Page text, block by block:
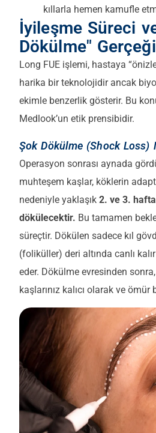
kıllarla hemen kamufle
İyileşme Süreci
Dökülme" Gerçeği
Long FUE işlemi, hastaya
harika bir teknolojidir ancak
ekimle benzerlik gösterir. Bu
Medlook’un etik prensibidir.
Şok Dökülme (Shock Loss)
Operasyon sonrası aynada
muhteşem kaşlar, köklerin
nedeniyle yaklaşık 2. ve 3.
dökülecektir. Bu tamamen
süreçtir. Dökülen sadece kıl
(foliküller) deri altında canlı
eder. Dökülme evresinden
kaşlarınız kalıcı olarak ve